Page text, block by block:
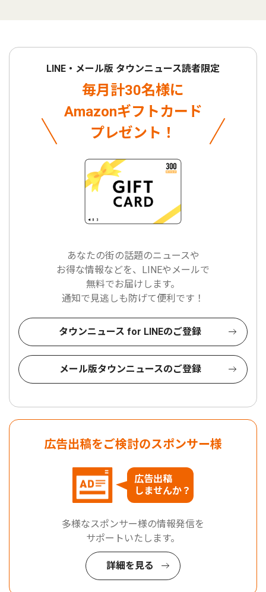
LINE・メール版 タウンニュース読者限定
毎月計30名様に
Amazonギフトカード
プレゼント！
あなたの街の話題のニュースや
お得な情報などを、LINEやメールで
無料でお届けします。
通知で見逃しも防げて便利です！
タウンニュース for LINEのご登録
メール版タウンニュースのご登録
広告出稿をご検討のスポンサー様
広告出稿
しませんか？
多様なスポンサー様の情報発信を
サポートいたします。
詳細を見る